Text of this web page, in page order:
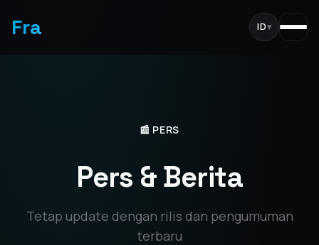
Fra ID▾
📰 PERS
Pers & Berita
Tetap update dengan rilis dan pengumuman
terbaru